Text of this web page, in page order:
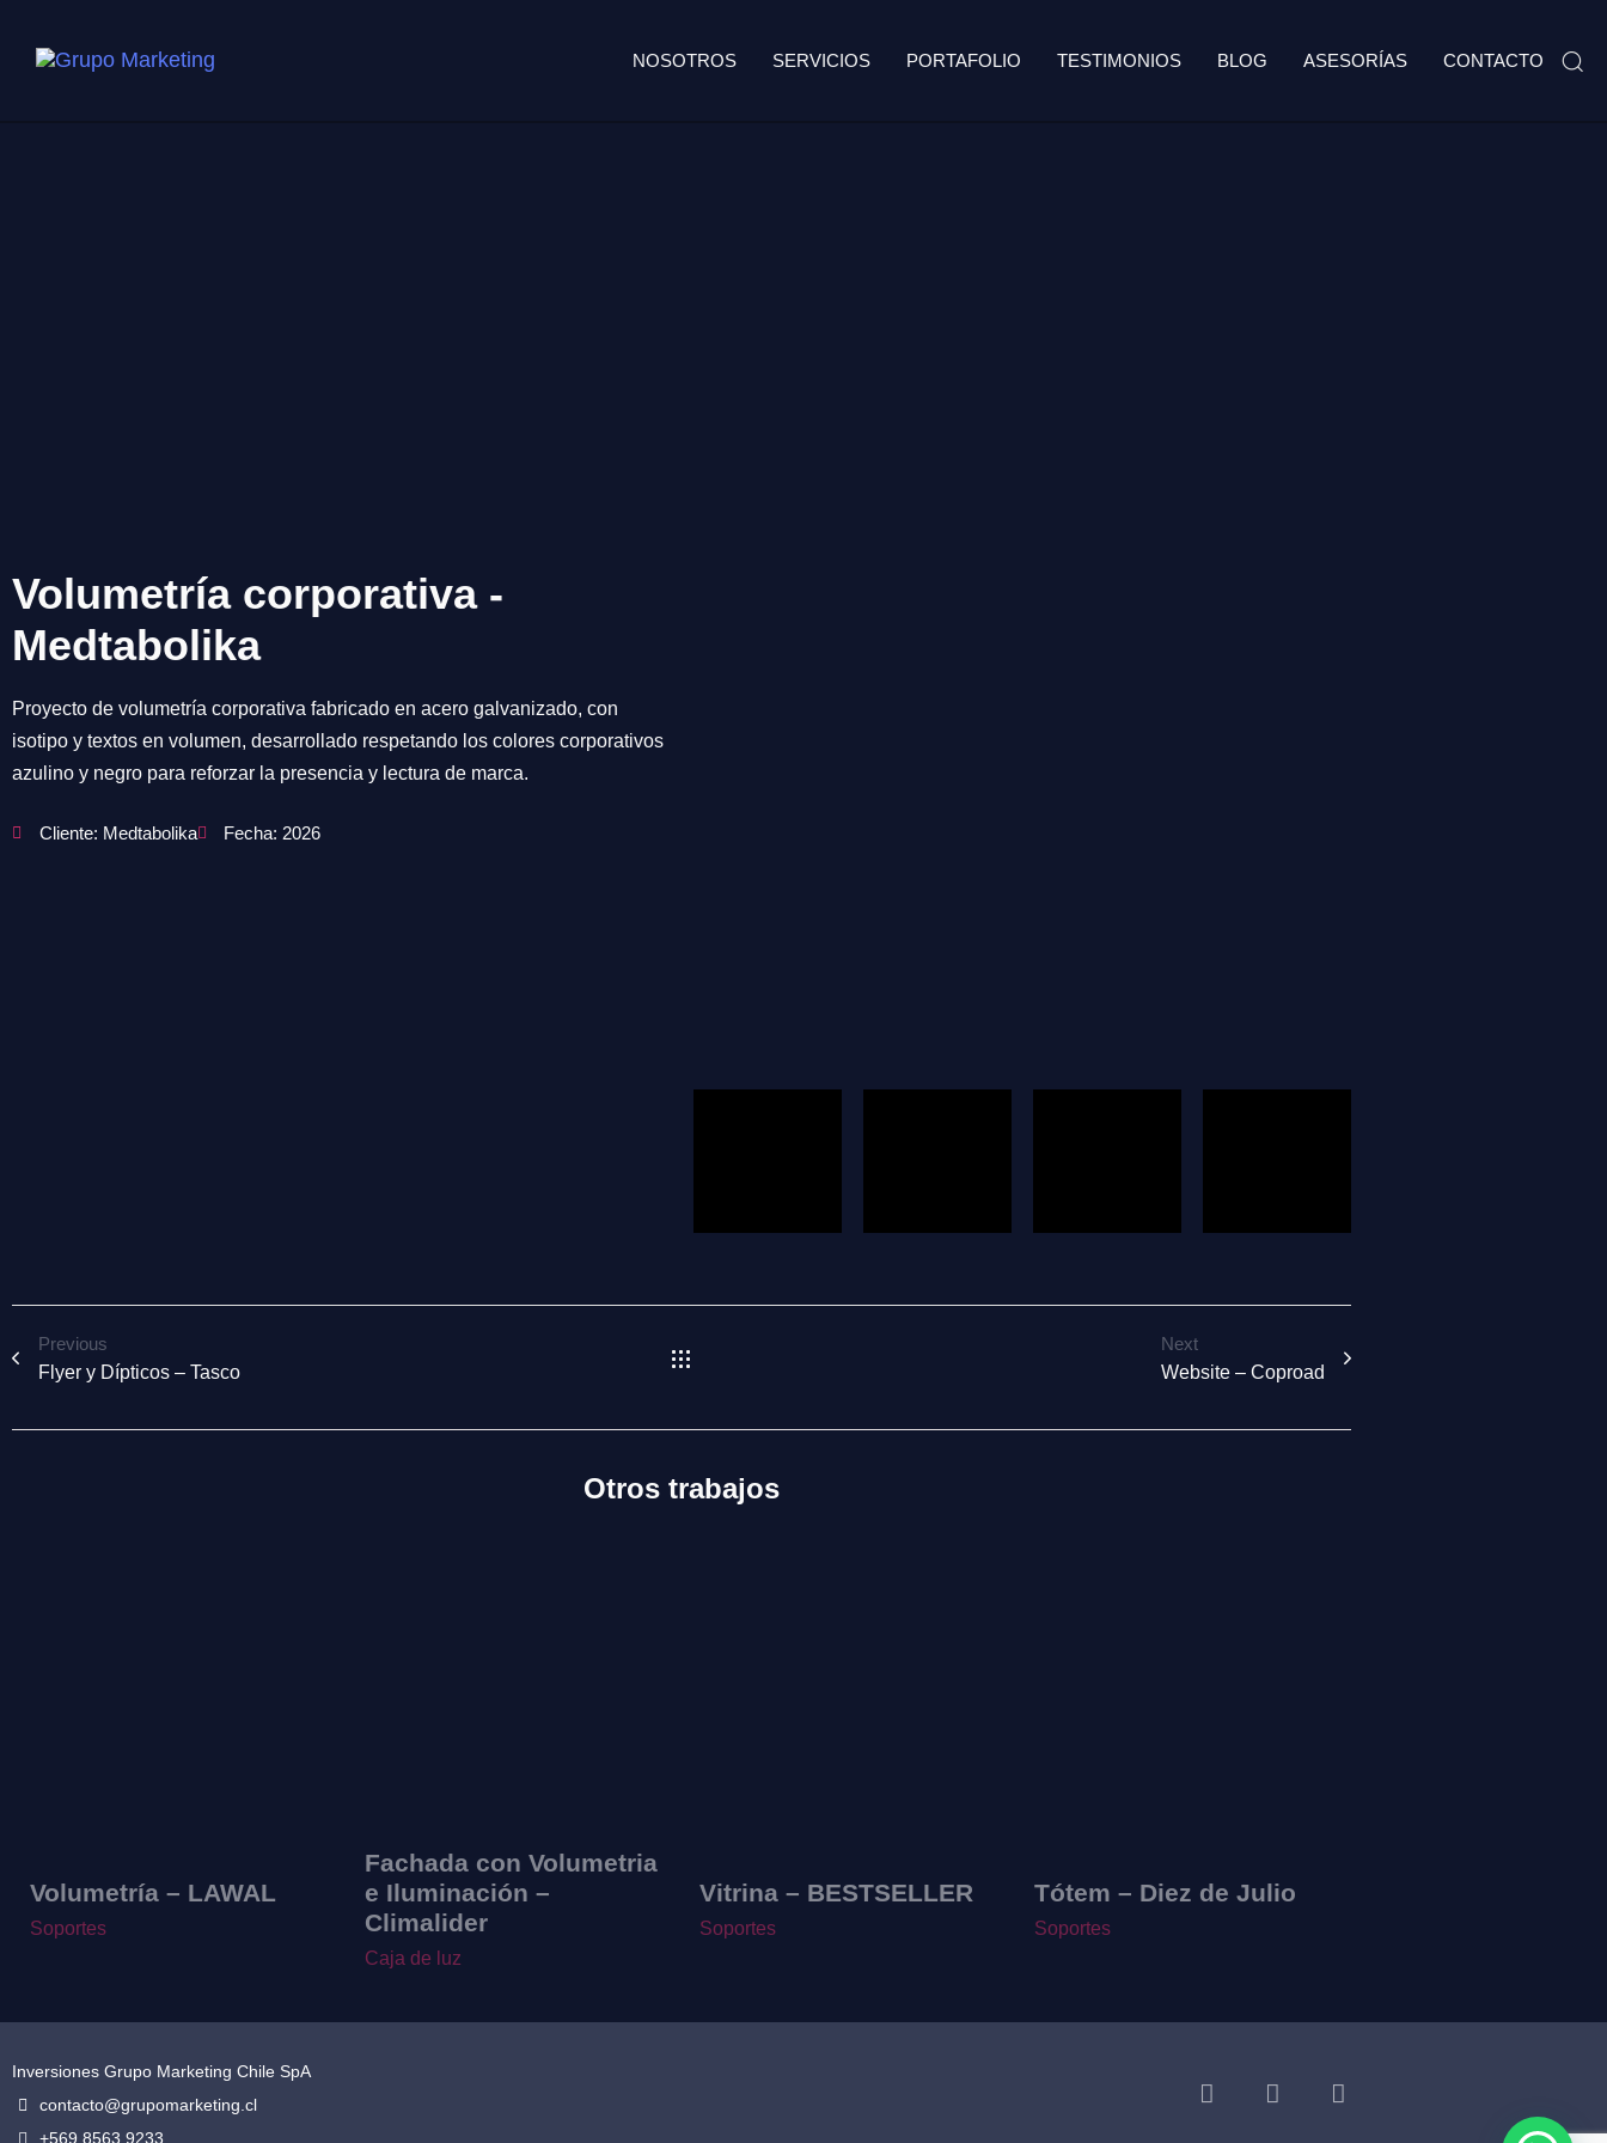
NOSOTROS SERVICIOS PORTAFOLIO TESTIMONIOS BLOG ASESORÍAS CONTACTO
Volumetría corporativa -
Medtabolika
Proyecto de volumetría corporativa fabricado en acero galvanizado, con
isotipo y textos en volumen, desarrollado respetando los colores corporativos
azulino y negro para reforzar la presencia y lectura de marca.
Cliente: Medtabolika Fecha: 2026
Previous
Flyer y Dípticos – Tasco
Next
Website – Coproad
Otros trabajos
Volumetría – LAWAL
Soportes
Fachada con Volumetria
e Iluminación –
Climalider
Caja de luz
Vitrina – BESTSELLER
Soportes
Tótem – Diez de Julio
Soportes
Inversiones Grupo Marketing Chile SpA
contacto@grupomarketing.cl
+569 8563 9233